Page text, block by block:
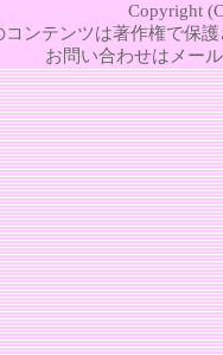
Copyright
コンテンツは著作権で保
お問い合わせはメー